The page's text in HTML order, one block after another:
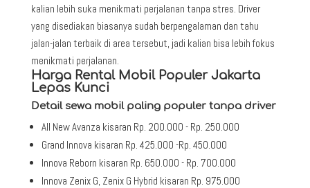
kalian lebih suka menikmati perjalanan tanpa stres. Driver
yang disediakan biasanya sudah berpengalaman dan tahu
jalan-jalan terbaik di area tersebut, jadi kalian bisa lebih fokus
menikmati perjalanan.
Harga Rental Mobil Populer Jakarta
Lepas Kunci
Detail sewa mobil paling populer tanpa driver
All New Avanza kisaran Rp. 200.000 - Rp. 250.000
Grand Innova kisaran Rp. 425.000 -Rp. 450.000
Innova Reborn kisaran Rp. 650.000 - Rp. 700.000
Innova Zenix G, Zenix G Hybrid kisaran Rp. 975.000